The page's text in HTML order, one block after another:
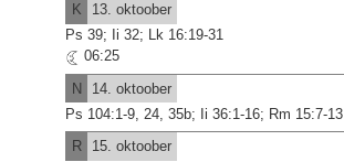
K
13. oktoober
Ps 39; Ii 32; Lk 16:19-31
06:25
N
14. oktoober
Ps 104:1-9, 24, 35b; Ii 36:1-16; Rm 15:7-13
R
15. oktoober